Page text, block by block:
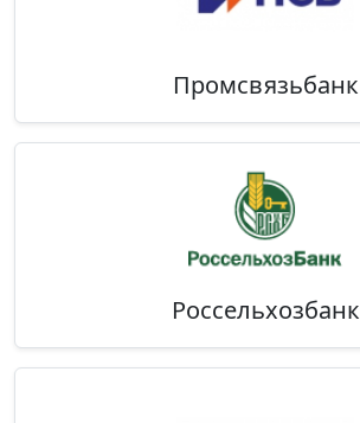
Промсвязьбанк
Россельхозбанк